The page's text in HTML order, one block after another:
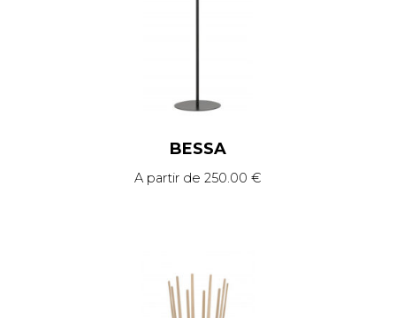
BESSA
A partir de 250.00 €